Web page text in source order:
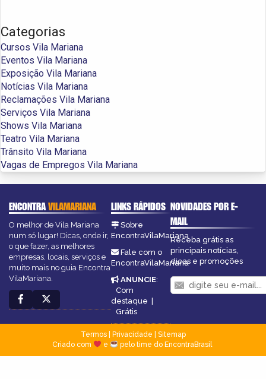
Categorias
Cursos Vila Mariana
Eventos Vila Mariana
Exposição Vila Mariana
Notícias Vila Mariana
Reclamações Vila Mariana
Serviços Vila Mariana
Shows Vila Mariana
Teatro Vila Mariana
Trânsito Vila Mariana
Vagas de Empregos Vila Mariana
ENCONTRAVILAMARIANA
O melhor de Vila Mariana
num só lugar! Dicas, onde ir,
o que fazer, as melhores
empresas, locais, serviços e
muito mais no guia Encontra
VilaMariana.
LINKS RÁPIDOS
Sobre
EncontraVilaMariana
Fale com o
EncontraVilaMariana
ANUNCIE:
Com
destaque |
Grátis
NOVIDADES POR E-
MAIL
Receba grátis as
principais notícias,
dicas e promoções
Termos| Privacidade
Sitemap
Criado com
e pelo time do EncontraBrasil